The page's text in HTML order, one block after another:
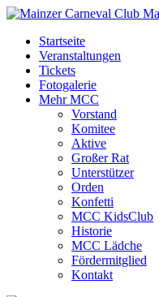
Startseite
Veranstaltungen
Tickets
Fotogalerie
Mehr MCC
Vorstand
Komitee
Aktive
Großer Rat
Unterstützer
Orden
Konfetti
MCC KidsClub
Historie
MCC Lädche
Fördermitglied
Kontakt